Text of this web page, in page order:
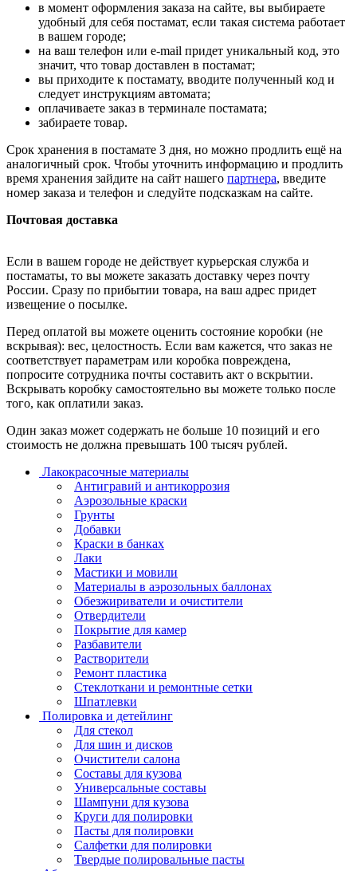
в момент оформления заказа на сайте, вы выбираете
удобный для себя постамат, если такая система работает
в вашем городе;
на ваш телефон или e-mail придет уникальный код, это
значит, что товар доставлен в постамат;
вы приходите к постамату, вводите полученный код и
следует инструкциям автомата;
оплачиваете заказ в терминале постамата;
забираете товар.
Срок хранения в постамате 3 дня, но можно продлить ещё на
аналогичный срок. Чтобы уточнить информацию и продлить
время хранения зайдите на сайт нашего партнера, введите
номер заказа и телефон и следуйте подсказкам на сайте.
Почтовая доставка
Если в вашем городе не действует курьерская служба и
постаматы, то вы можете заказать доставку через почту
России. Сразу по прибытии товара, на ваш адрес придет
извещение о посылке.
Перед оплатой вы можете оценить состояние коробки (не
вскрывая): вес, целостность. Если вам кажется, что заказ не
соответствует параметрам или коробка повреждена,
попросите сотрудника почты составить акт о вскрытии.
Вскрывать коробку самостоятельно вы можете только после
того, как оплатили заказ.
Один заказ может содержать не больше 10 позиций и его
стоимость не должна превышать 100 тысяч рублей.
Лакокрасочные материалы
Антигравий и антикоррозия
Аэрозольные краски
Грунты
Добавки
Краски в банках
Лаки
Мастики и мовили
Материалы в аэрозольных баллонах
Обезжириватели и очистители
Отвердители
Покрытие для камер
Разбавители
Растворители
Ремонт пластика
Стеклоткани и ремонтные сетки
Шпатлевки
Полировка и детейлинг
Для стекол
Для шин и дисков
Очистители салона
Составы для кузова
Универсальные составы
Шампуни для кузова
Круги для полировки
Пасты для полировки
Салфетки для полировки
Твердые полировальные пасты